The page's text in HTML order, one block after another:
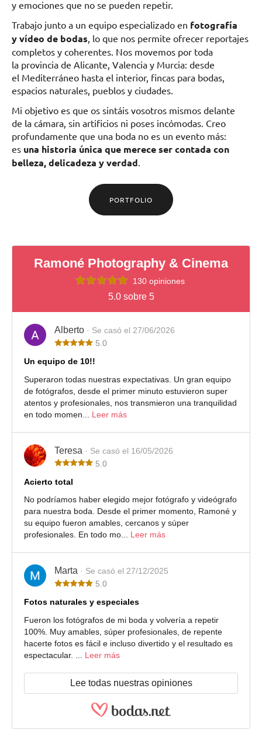
y emociones que no se pueden repetir.
Trabajo junto a un equipo especializado en fotografía
y vídeo de bodas , lo que nos permite ofrecer reportajes
completos y coherentes. Nos movemos por toda
la provincia de Alicante, Valencia y Murcia: desde
el Mediterráneo hasta el interior, fincas para bodas,
espacios naturales, pueblos y ciudades.
Mi objetivo es que os sintáis vosotros mismos delante
de la cámara, sin artificios ni poses incómodas. Creo
profundamente que una boda no es un evento más:
es una historia única que merece ser contada con
belleza, delicadeza y verdad
PORTFOLIO
Ramoné Photography & Cinema
130 opiniones
5.0 sobre 5
Alberto · Se casó el 27/06/2026
5.0
Un equipo de 10!!
Superaron todas nuestras expectativas. Un gran equipo
de fotógrafos, desde el primer minuto estuvieron super
atentos y profesionales, nos transmieron una tranquilidad
en todo momen... Leer más
Teresa · Se casó el 16/05/2026
5.0
Acierto total
No podríamos haber elegido mejor fotógrafo y videógrafo
para nuestra boda. Desde el primer momento, Ramoné y
su equipo fueron amables, cercanos y súper
profesionales. En todo mo... Leer más
Marta · Se casó el 27/12/2025
5.0
Fotos naturales y especiales
Fueron los fotógrafos de mi boda y volvería a repetir
100%. Muy amables, súper profesionales, de repente
hacerte fotos es fácil e incluso divertido y el resultado es
espectacular. ... Leer más
Lee todas nuestras opiniones